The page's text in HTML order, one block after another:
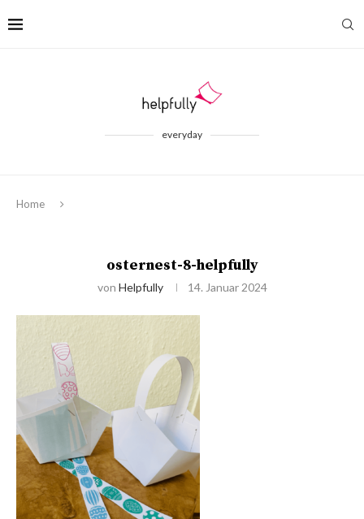
everyday
Home
osternest-8-helpfully
von Helpfully 14. Januar 2024